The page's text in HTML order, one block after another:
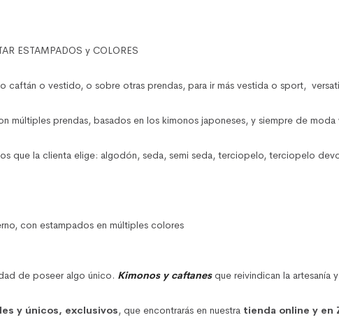
ESTAMPADOS y COLORES
caftán o vestido, o sobre otras prendas, para ir más vestida o sport,
múltiples prendas, basados en los kimonos japoneses, y siempre de moda
que la clienta elige: algodón, seda, semi seda, terciopelo, terciopelo
con estampados en múltiples colores
de poseer algo único. Kimonos y caftanesque reivindican la artesanía
y únicos, exclusivos, que encontrarás en nuestra tienda online y en